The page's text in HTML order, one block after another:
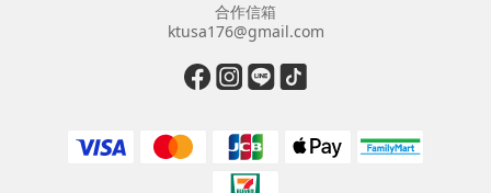
合作信箱
ktusa176@gmail.com